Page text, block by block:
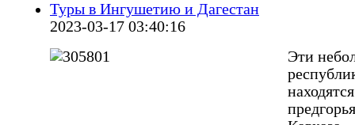
Туры в Ингушетию и Дагестан
2023-03-17 03:40:16
Эти